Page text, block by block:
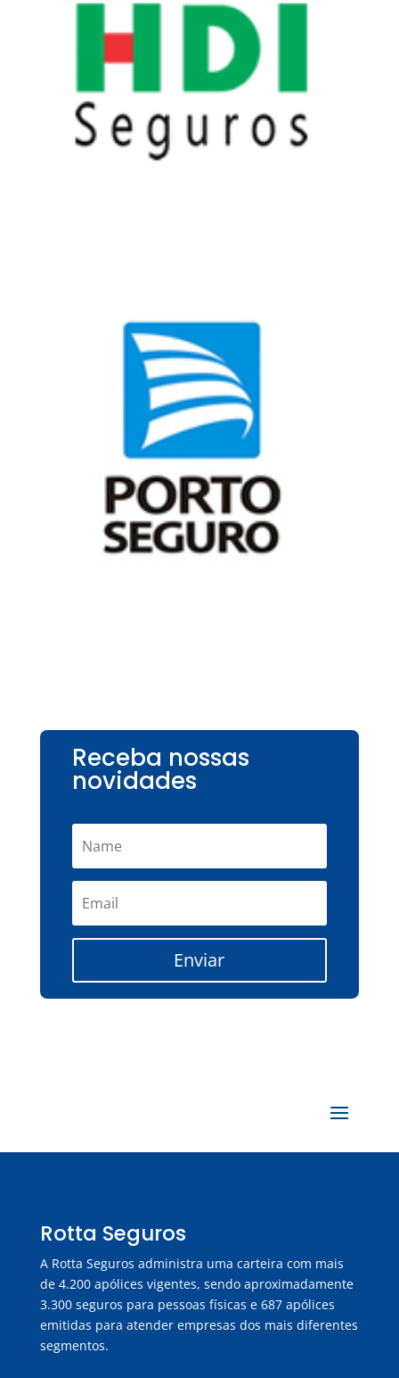
Receba nossas
novidades
Enviar
Rotta Seguros
A Rotta Seguros administra uma carteira com mais
de 4.200 apólices vigentes, sendo aproximadamente
3.300 seguros para pessoas físicas e 687 apólices
emitidas para atender empresas dos mais diferentes
segmentos.